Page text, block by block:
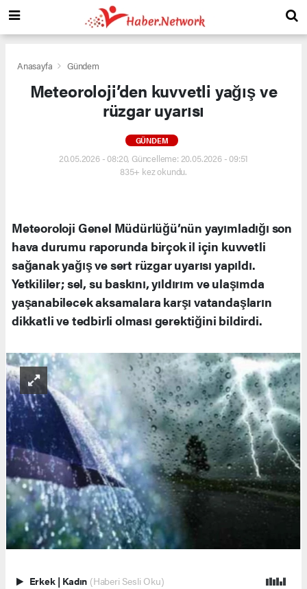
Anasayfa Gündem
Meteoroloji’den kuvvetli yağış ve
rüzgar uyarısı
GÜNDEM
20.05.2026 - 08:20, Güncelleme: 20.05.2026 - 09:51
835+ kez okundu.
Meteoroloji Genel Müdürlüğü’nün yayımladığı son
hava durumu raporunda birçok il için kuvvetli
sağanak yağış ve sert rüzgar uyarısı yapıldı.
Yetkililer; sel, su baskını, yıldırım ve ulaşımda
yaşanabilecek aksamalara karşı vatandaşların
dikkatli ve tedbirli olması gerektiğini bildirdi.
Erkek | Kadın (Haberi Sesli Oku)